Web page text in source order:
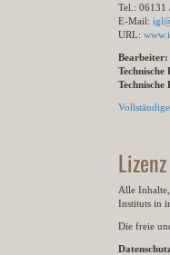
Tel.: 06131
E-Mail:
URL:
Bearbeiter:
Technische
Alle
Instituts in
Die freie